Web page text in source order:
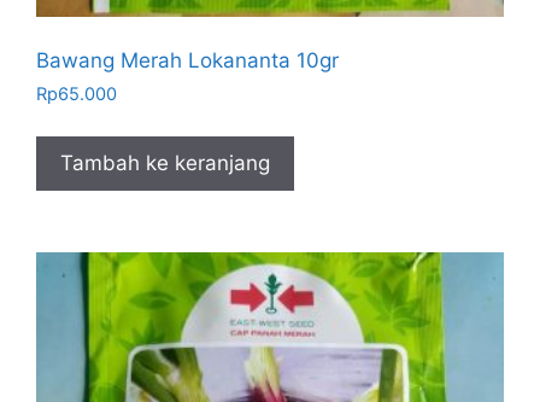
Bawang Merah Lokananta 10gr
Rp65.000
Tambah ke keranjang